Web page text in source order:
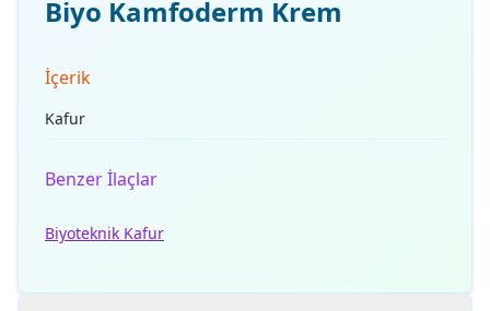
Biyo Kamfoderm Krem
İçerik
Kafur
Benzer İlaçlar
Biyoteknik Kafur